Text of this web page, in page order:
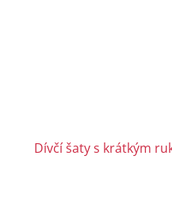
Dívčí šaty s krátkým